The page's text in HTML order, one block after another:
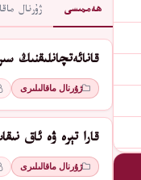
ھەممىسى ژۇرنال
ﻗﺎﻧﺎﺋﻪﺗﭽﺎﻧﻠﯩﻘﻨﯩﯔ
ژۇرنال ماقالىلىرى
قارا تېرە ۋە ئاق
ژۇرنال ماقالىلىرى